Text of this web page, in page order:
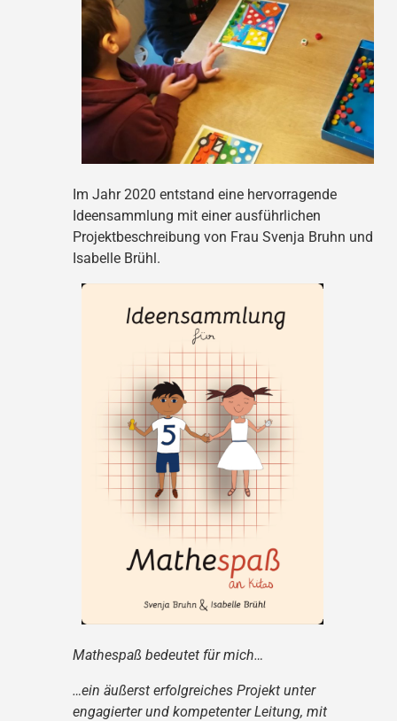
Im Jahr 2020 entstand eine hervorragende
Ideensammlung mit einer ausführlichen
Projektbeschreibung von Frau Svenja Bruhn und
Isabelle Brühl.
Mathespaß bedeutet für mich…
…ein äußerst erfolgreiches Projekt unter
engagierter und kompetenter Leitung, mit